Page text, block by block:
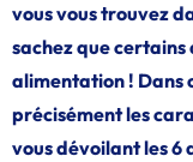
vous vous trouvez
sachez que
alimentation ! Dans
précisément les
vous dévoilant les 6